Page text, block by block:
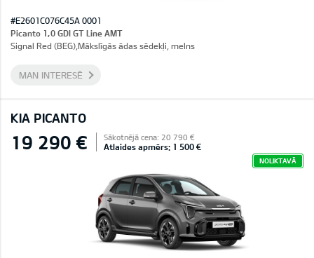
#E2601C076C45A 0001
Picanto 1,0 GDI GT Line AMT
Signal Red (BEG),Mākslīgās ādas sēdekļi, melns
MAN INTERESĒ
KIA PICANTO
19 290 € Sākotnējā cena: 20 790 €
Atlaides apmērs: 1 500 €
NOLIKTAVĀ